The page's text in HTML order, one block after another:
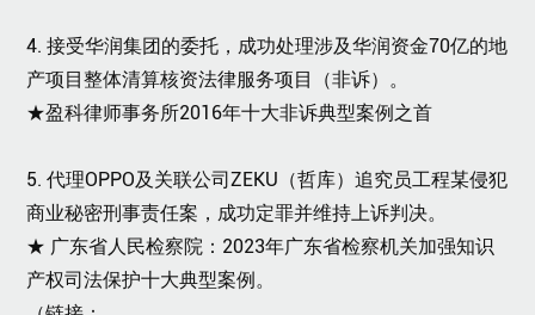
4. 接受华润集团的委托，成功处理涉及华润资金70亿的地
产项目整体清算核资法律服务项目（非诉）。
★盈科律师事务所2016年十大非诉典型案例之首
5. 代理OPPO及关联公司ZEKU（哲库）追究员工程某侵犯
商业秘密刑事责任案，成功定罪并维持上诉判决。
★ 广东省人民检察院：2023年广东省检察机关加强知识
产权司法保护十大典型案例。